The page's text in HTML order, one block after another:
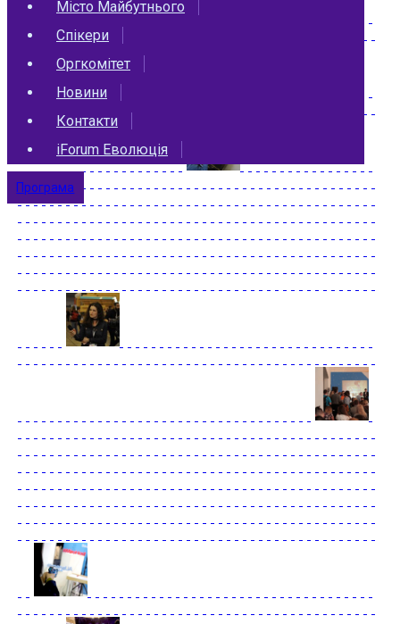
Місто Майбутнього
Спікери
Оргкомітет
Новини
Контакти
iForum Еволюція
Програма